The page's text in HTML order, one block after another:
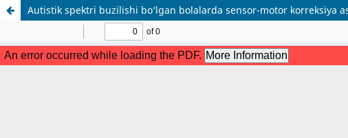
Autistik spektri buzilishi bo‘lgan bolalarda sensor-motor korreksiya